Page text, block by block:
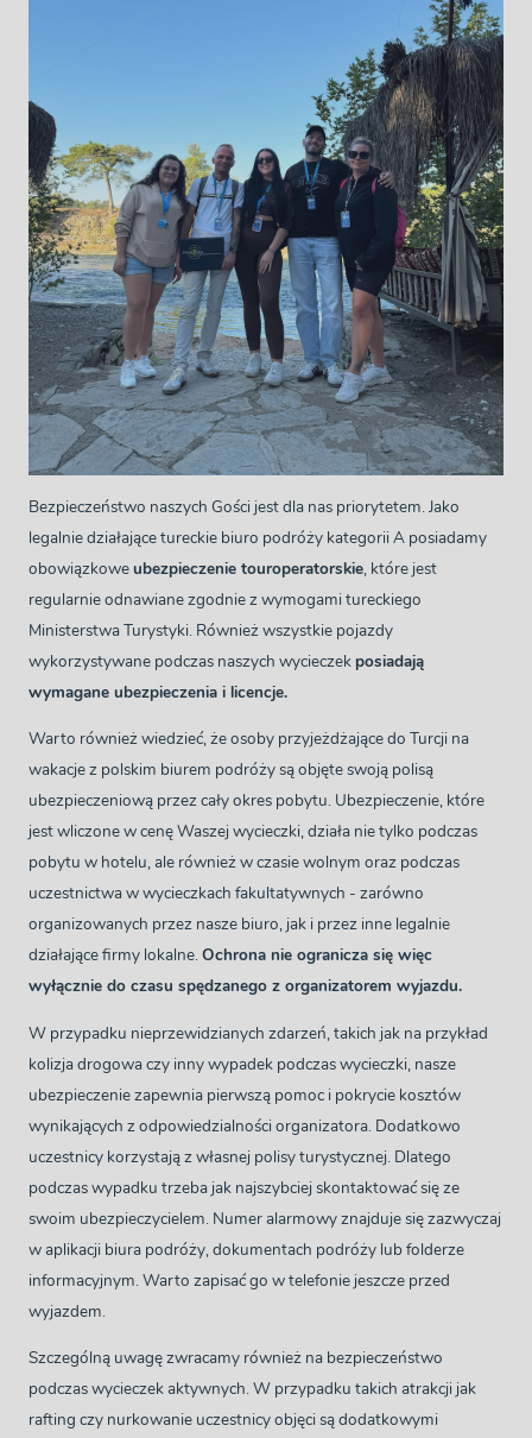
Bezpieczeństwo naszych Gości jest dla nas priorytetem. Jako
legalnie działające tureckie biuro podróży kategorii A posiadamy
obowiązkoweubezpieczenie touroperatorskie, które jest
regularnie odnawiane zgodnie z wymogami tureckiego
Ministerstwa Turystyki. Również wszystkie pojazdy
wykorzystywane podczas naszych wycieczekposiadają
wymagane ubezpieczenia i licencje.
Warto również wiedzieć, że osoby przyjeżdżające do Turcji na
wakacje z polskim biurem podróży są objęte swoją polisą
ubezpieczeniową przez cały okres pobytu. Ubezpieczenie, które
jest wliczone w cenę Waszej wycieczki, działa nie tylko podczas
pobytu w hotelu, ale również w czasie wolnym oraz podczas
uczestnictwa w wycieczkach fakultatywnych - zarówno
organizowanych przez nasze biuro, jak i przez inne legalnie
działające firmy lokalne. Ochrona nie ogranicza się więc
wyłącznie do czasu spędzanego z organizatorem wyjazdu.
W przypadku nieprzewidzianych zdarzeń, takich jak na przykład
kolizja drogowa czy inny wypadek podczas wycieczki, nasze
ubezpieczenie zapewnia pierwszą pomoc i pokrycie kosztów
wynikających z odpowiedzialności organizatora. Dodatkowo
uczestnicy korzystają z własnej polisy turystycznej. Dlatego
podczas wypadku trzeba jak najszybciej skontaktować się ze
swoim ubezpieczycielem. Numer alarmowy znajduje się zazwyczaj
w aplikacji biura podróży, dokumentach podróży lub folderze
informacyjnym. Warto zapisać go w telefonie jeszcze przed
wyjazdem.
Szczególną uwagę zwracamy również na bezpieczeństwo
podczas wycieczek aktywnych. W przypadku takich atrakcji jak
rafting czy nurkowanie uczestnicy objęci są dodatkowymi